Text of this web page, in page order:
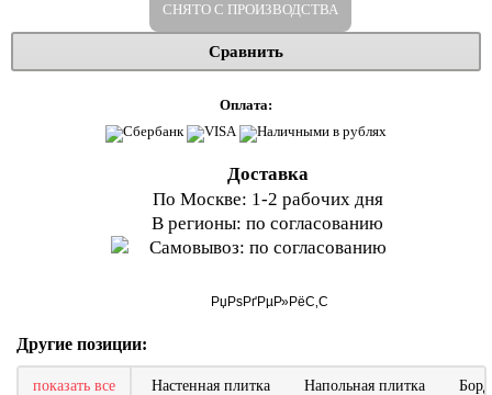
СНЯТО С ПРОИЗВОДСТВА
Сравнить
Оплата:
Доставка
По Москве: 1-2 рабочих дня
В регионы: по согласованию
Самовывоз: по согласованию
Другие позиции:
показать все Настенная плитка Напольная плитка